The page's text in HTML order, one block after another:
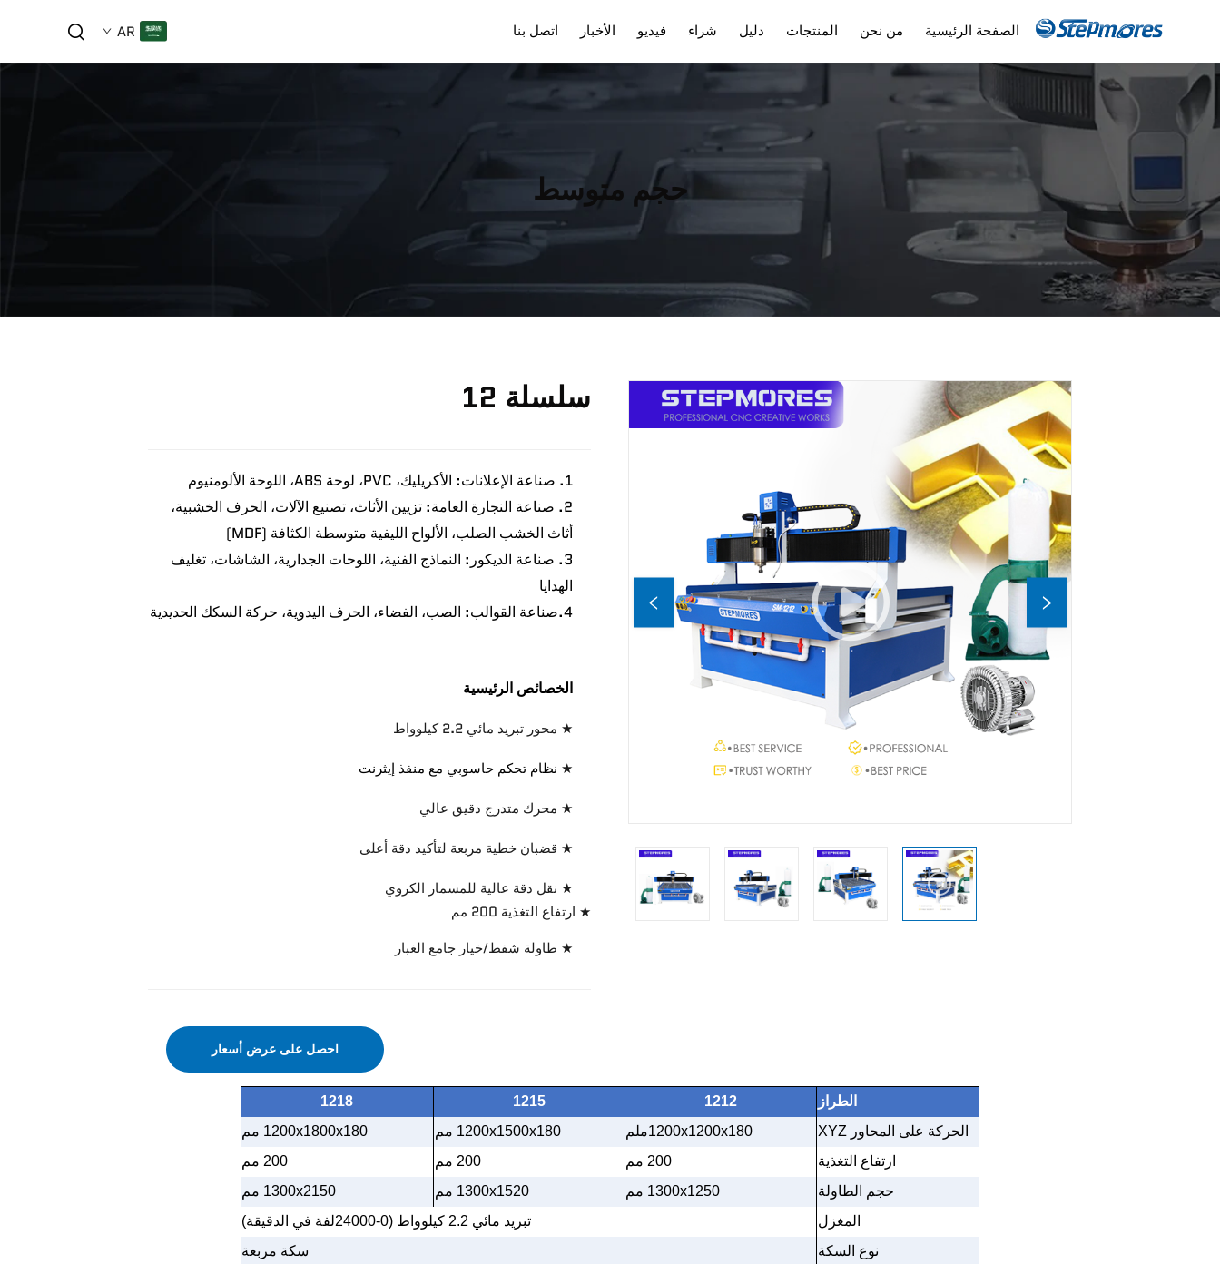
الصفحة الرئيسية من نحن المنتجات دليل شراء
الدفع
فيديو
راوتر CNC ليزر الألياف
الأخبار اتصل بنا AR
حجم متوسط
سلسلة 12
1. صناعة الإعلانات: الأكريليك، PVC، لوحة ABS، اللوحة الألومنيوم
2. صناعة النجارة العامة: تزيين الأثاث، تصنيع الآلات، الحرف الخشبية،
أثاث الخشب الصلب، الألواح الليفية متوسطة الكثافة (MDF)
3. صناعة الديكور: النماذج الفنية، اللوحات الجدارية، الشاشات، تغليف
الهدايا
4. صناعة القوالب: الصب، الفضاء، الحرف اليدوية، حركة السكك الحديدية
الخصائص الرئيسية
★ محور تبريد مائي 2.2 كيلوواط
★ نظام تحكم حاسوبي مع منفذ إيثرنت
★ محرك متدرج دقيق عالي
★ قضبان خطية مربعة لتأكيد دقة أعلى
★ نقل دقة عالية للمسمار الكروي
★ ارتفاع التغذية 200 مم
★ طاولة شفط/خيار جامع الغبار
احصل على عرض أسعار
الطراز 1212
1215
1218
الحركة على المحاور XYZ
1200x1200x180ملم 1200x1500x180 مم 1200x1800x180 مم
ارتفاع التغذية
200 مم 200 مم
200 مم
حجم الطاولة
1300x1250 مم 1300x1520 مم 1300x2150 مم
المغزل
تبريد مائي 2.2 كيلوواط
(0-24000لفة في الدقيقة)
نوع السكة
سكة مربعة